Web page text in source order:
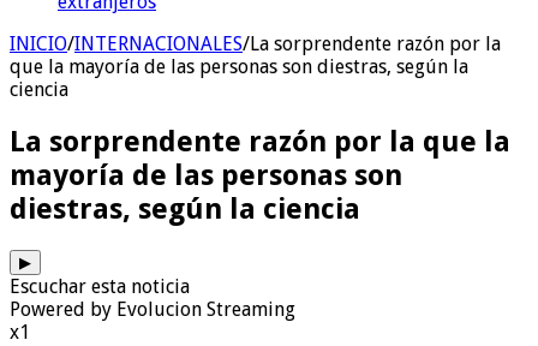
INICIO/INTERNACIONALES/La sorprendente razón por la
que la mayoría de las personas son diestras, según la
ciencia
La sorprendente razón por la que la
mayoría de las personas son
diestras, según la ciencia
▶
Escuchar esta noticia
Powered by Evolucion Streaming
x1